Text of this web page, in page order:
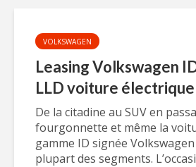
VOLKSWAGEN
Leasing Volkswagen
LLD voiture
De la citadine au SUV en
fourgonnette et même la
gamme ID signée
plupart des segments.